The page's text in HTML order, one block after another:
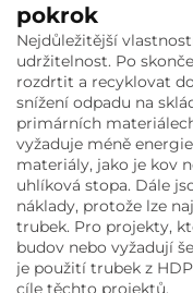
pokrok
Nejdůležitější
udržitelnost. Po
rozdrtit a recyklovat
snížení odpadu na
primárních
vyžaduje méně
materiály, jako je kov
uhlíková stopa. Dále
náklady, protože lze
trubek. Pro projekty,
budov nebo vyžadují
je použití trubek z
cíle těchto projektů.